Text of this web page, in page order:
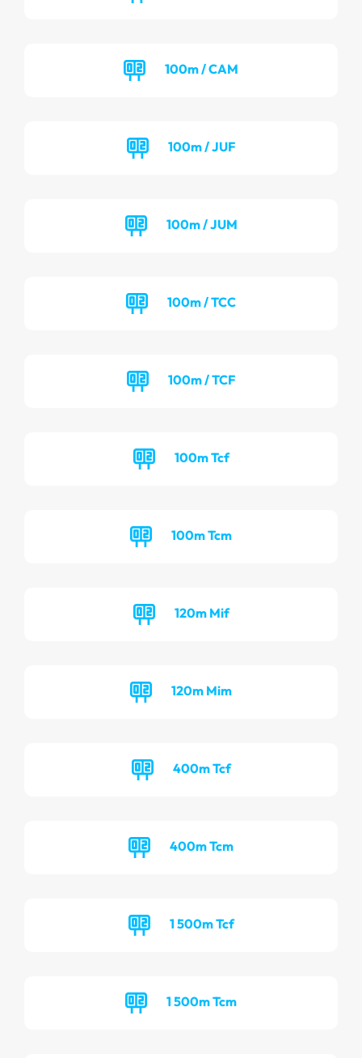
100m / CAM
100m / JUF
100m / JUM
100m / TCC
100m / TCF
100m Tcf
100m Tcm
120m Mif
120m Mim
400m Tcf
400m Tcm
1 500m Tcf
1 500m Tcm